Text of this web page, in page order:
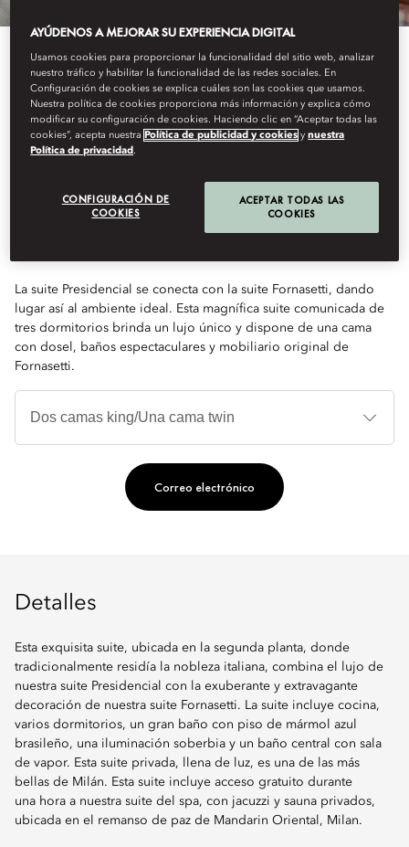
Ver Todas Las Habitaciones
SUITE GRAN
PRESIDENCIAL
La suite Presidencial se conecta con la suite Fornasetti, dando
lugar así al ambiente ideal. Esta magnífica suite comunicada de
tres dormitorios brinda un lujo único y dispone de una cama
con dosel, baños espectaculares y mobiliario original de
Fornasetti.
Correo electrónico
Detalles
Esta exquisita suite, ubicada en la segunda planta, donde
tradicionalmente residía la nobleza italiana, combina el lujo de
nuestra suite Presidencial con la exuberante y extravagante
decoración de nuestra suite Fornasetti. La suite incluye cocina,
varios dormitorios, un gran baño con piso de mármol azul
brasileño, una iluminación soberbia y un baño central con sala
de vapor. Esta suite privada, llena de luz, es una de las más
bellas de Milán. Esta suite incluye acceso gratuito durante
una hora a nuestra suite del spa, con jacuzzi y sauna privados,
ubicada en el remanso de paz de Mandarin Oriental, Milan.
AYÚDENOS A MEJORAR SU EXPERIENCIA DIGITAL
Usamos cookies para proporcionar la funcionalidad del sitio web, analizar
nuestro tráfico y habilitar la funcionalidad de las redes sociales. En
Configuración de cookies se explica cuáles son las cookies que usamos.
Nuestra política de cookies proporciona más información y explica cómo
modificar su configuración de cookies. Haciendo clic en “Aceptar todas las
cookies”, acepta nuestra Política de publicidad y cookies ynuestra
Política de privacidad .
CONFIGURACIÓN DE
COOKIES
ACEPTAR TODAS LAS
COOKIES